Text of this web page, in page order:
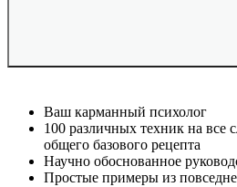
Ваш карманный психолог
100 различных техник на все
общего базового рецепта
Научно обоснованное
Простые примеры из